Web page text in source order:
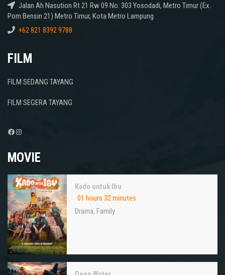
Jalan Ah Nasution Rt 21 Rw 09 No. 303 Yosodadi, Metro Timur (Ex.
Pom Bensin 21) Metro Timur, Kota Metro Lampung
+62 821 8392 9788
FILM
FILM SEDANG TAYANG
FILM SEGERA TAYANG
Facebook
Instagram
MOVIE
Kado untuk Ibu
01 hours 32 minutes
Drama, Family